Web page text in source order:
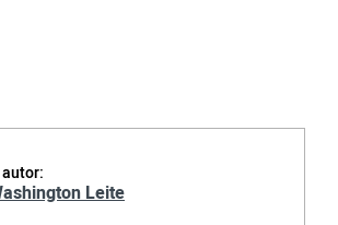
autor:
Leite